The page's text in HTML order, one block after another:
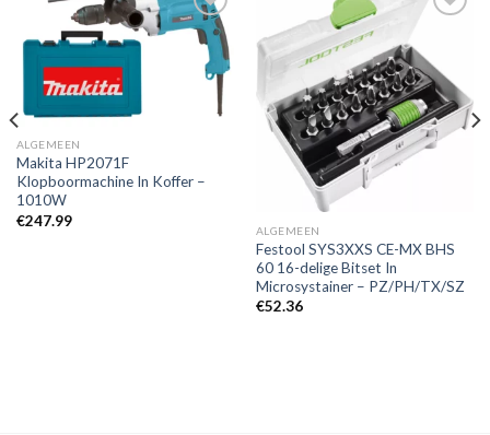
Toevoegen
verlanglijst
ALGEMEEN
Makita HP2071F
Klopboormachine In Koffer –
1010W
€247.99
Toevoegen
aan
verlanglijst
ALGEMEEN
Festool SYS3XXS CE-MX BHS
60 16-delige Bitset In
Microsystainer – PZ/PH/TX/SZ
€52.36